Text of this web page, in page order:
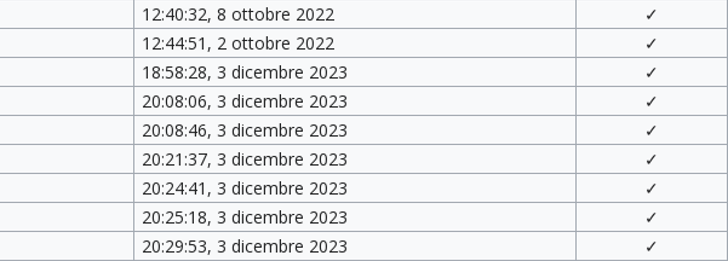
12:40:32, 8 ottobre 2022
✓
12:44:51, 2 ottobre 2022
✓
18:58:28, 3 dicembre 2023
✓
20:08:06, 3 dicembre 2023
✓
20:08:46, 3 dicembre 2023
✓
20:21:37, 3 dicembre 2023
✓
20:24:41, 3 dicembre 2023
✓
20:25:18, 3 dicembre 2023
✓
20:29:53, 3 dicembre 2023
✓